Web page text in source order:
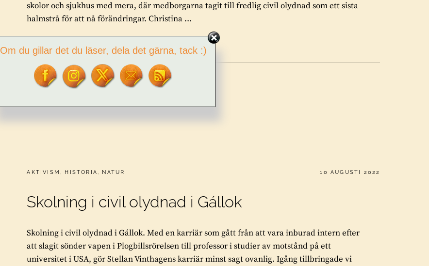
skolor och sjukhus med mera, där medborgarna tagit till fredlig civil olydnad som ett sista
halmstrå för att nå förändringar. Christina …
OLYDNAD
BLI
VARDAG
TOR L. TUORDA LEAVE A COMMENT
CATEGORIES:
AKTIVISM , HISTORIA , NATUR PUBLICERAT
10 AUGUSTI 2022
Skolning i civil olydnad i Gállok
Skolning i civil olydnad i Gállok. Med en karriär som gått från att vara inburad intern efter
att slagit sönder vapen i Plogbillsrörelsen till professor i studier av motstånd på ett
universitet i USA, gör Stellan Vinthagens karriär minst sagt ovanlig. Igång tillbringade vi
Om du gillar det du läser, dela det gärna, tack :)